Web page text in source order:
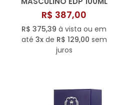
R$ 387,00
R$ 375,39 à vista ou em
até 3xde R$ 129,00 sem
juros